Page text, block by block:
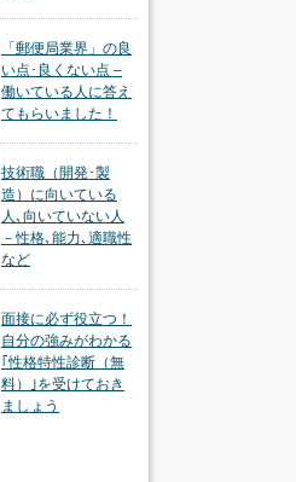
「郵便局業界」の良
い点･良くない点 –
働いている人に答え
てもらいました！
技術職（開発･製
造）に向いている
人､向いていない人
－性格､能力､適職性
など
面接に必ず役立つ！
自分の強みがわかる
｢性格特性診断（無
料）｣を受けておき
ましょう